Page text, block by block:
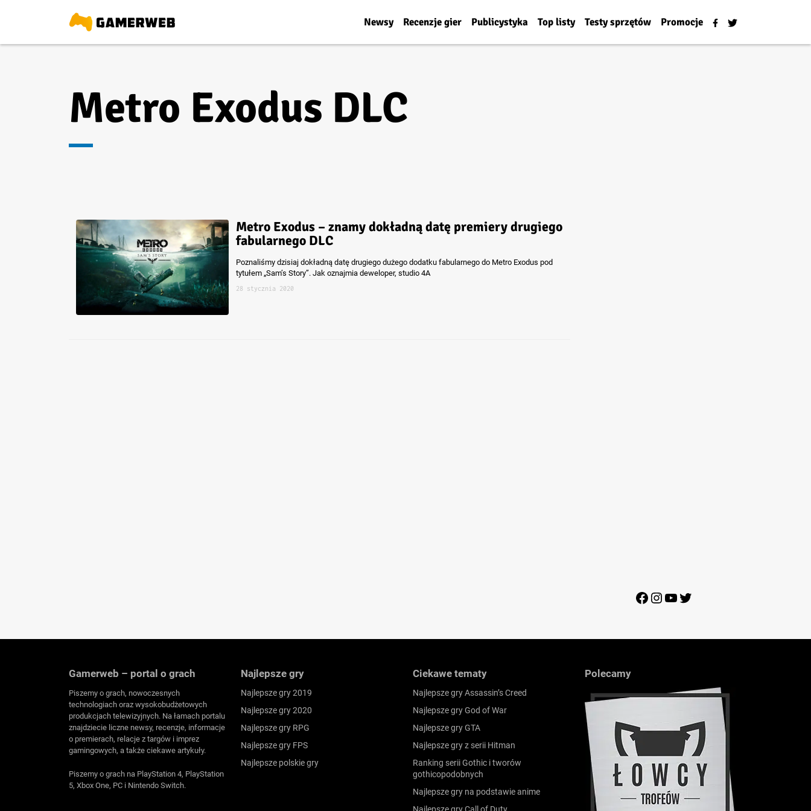
Newsy Recenzje gier Publicystyka Top listy Testy sprzętów Promocje
Metro Exodus DLC
Metro Exodus – znamy dokładną datę premiery drugiego
fabularnego DLC
Poznaliśmy dzisiaj dokładną datę drugiego dużego dodatku fabularnego do Metro Exodus pod
tytułem „Sam’s Story”. Jak oznajmia deweloper, studio 4A
28 stycznia 2020
Facebook
Instagram
YouTube
Twitter
Gamerweb – portal o grach
Piszemy o grach, nowoczesnych
technologiach oraz wysokobudżetowych
produkcjach telewizyjnych. Na łamach portalu
znajdziecie liczne newsy, recenzje, informacje
o premierach, relacje z targów i imprez
gamingowych, a także ciekawe artykuły.
Piszemy o grach na PlayStation 4, PlayStation
5, Xbox One, PC i Nintendo Switch.
Najlepsze gry
Najlepsze gry 2019
Najlepsze gry 2020
Najlepsze gry RPG
Najlepsze gry FPS
Najlepsze polskie gry
Ciekawe tematy
Najlepsze gry Assassin’s Creed
Najlepsze gry God of War
Najlepsze gry GTA
Najlepsze gry z serii Hitman
Ranking serii Gothic i tworów
gothicopodobnych
Najlepsze gry na podstawie anime
Polecamy